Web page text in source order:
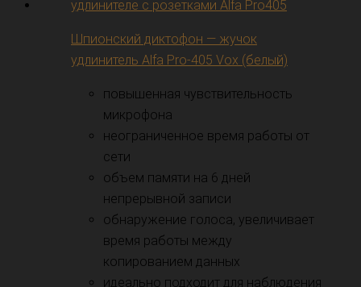
Шпионский диктофон — жучок
удлинитель Alfa Pro-405 Vox (белый)
повышенная чувствительность
микрофона
неограниченное время работы от
сети
объем памяти на 6 дней
непрерывной записи
обнаружение голоса, увеличивает
время работы между
копированием данных
идеально подходит для наблюдения